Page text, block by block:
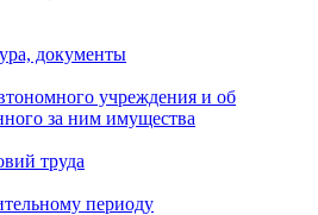
документы
учреждения и об
за ним имущества
труда
периоду